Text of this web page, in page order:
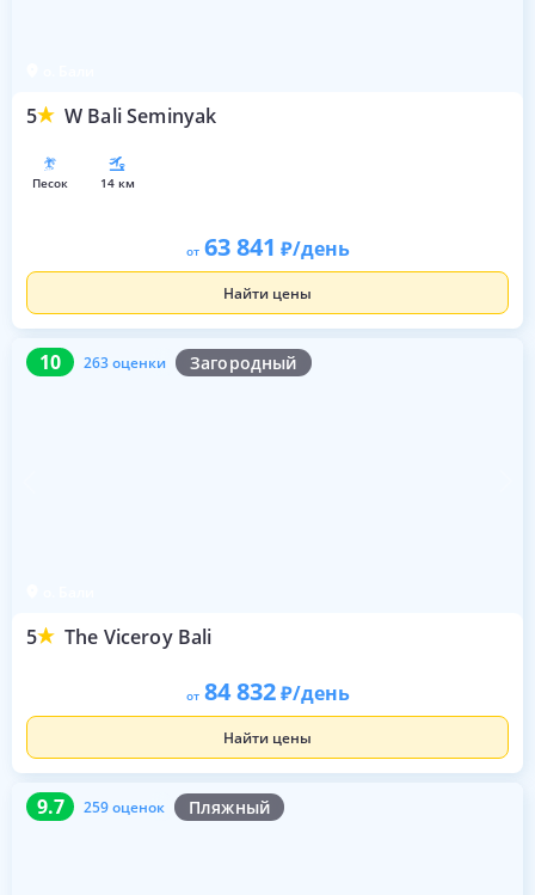
5 W Bali Seminyak
песок 14 км
от 63 841 /день
Найти цены
10 263 оценки Загородный
5 The Viceroy Bali
10 263 оценки
от 84 832 /день
Найти цены
9.7 259 оценок Пляжный
9.7 259 оценок